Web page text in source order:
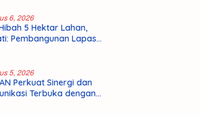
6, 2026
5 Hektar Lahan,
Pembangunan Lapas
5, 2026
Perkuat Sinergi dan
Terbuka dengan